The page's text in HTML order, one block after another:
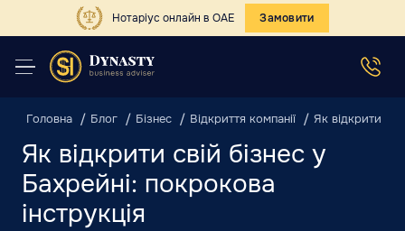
Нотаріус онлайн в ОАЕ Замовити
Головна Блог Бізнес Відкриття компанії Як відкрити
Як відкрити свій бізнес у
Бахрейні: покрокова
інструкція